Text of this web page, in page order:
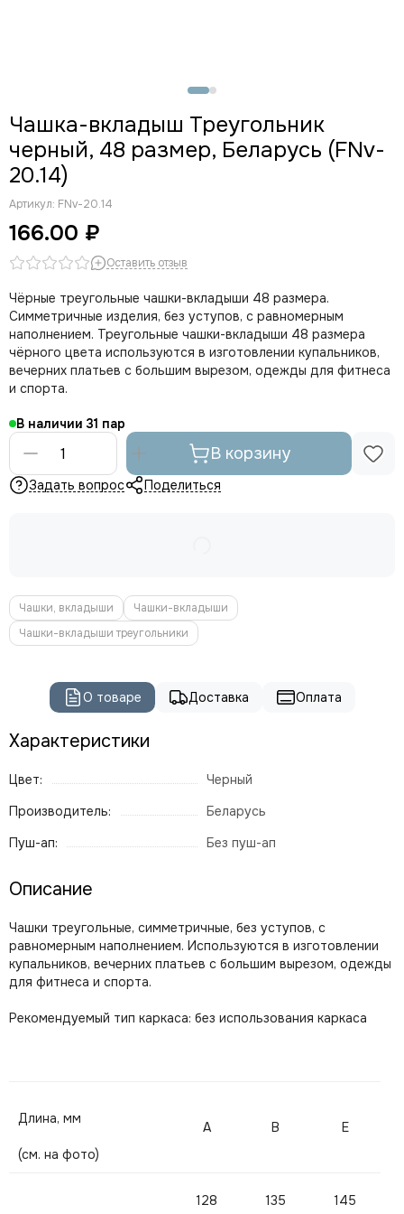
Чашка-вкладыш Треугольник
черный, 48 размер, Беларусь (FNv-
20.14)
Артикул: FNv-20.14
166.00 ₽
Оставить отзыв
Чёрные треугольные чашки-вкладыши 48 размера.
Симметричные изделия, без уступов, с равномерным
наполнением. Треугольные чашки-вкладыши 48 размера
чёрного цвета используются в изготовлении купальников,
вечерних платьев с большим вырезом, одежды для фитнеса
и спорта.
В наличии 31
В корзину
Задать вопрос Поделиться
Чашки, вкладыши
Чашки-вкладыши
Чашки-вкладыши треугольники
О товаре Доставка Оплата
Характеристики
Цвет:
Черный
Производитель:
Беларусь
Пуш-ап:
Без пуш-ап
Описание
Чашки треугольные, симметричные, без уступов, с
равномерным наполнением. Используются в изготовлении
купальников, вечерних платьев с большим вырезом, одежды
для фитнеса и спорта.
Рекомендуемый тип каркаса: без использования каркаса
Длина, мм
(см. на фото)
A B E
128 135 145